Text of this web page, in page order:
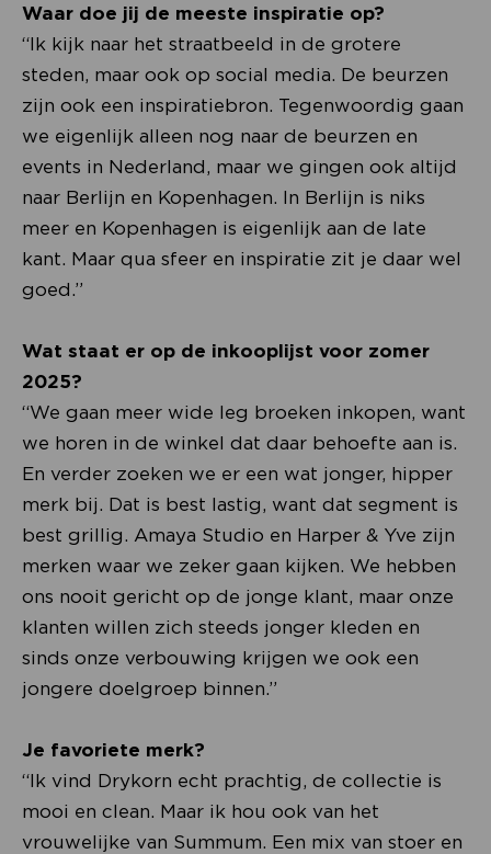
Waar doe jij de meeste inspiratie op?
“Ik kijk naar het straatbeeld in de grotere
steden, maar ook op social media. De beurzen
zijn ook een inspiratiebron. Tegenwoordig gaan
we eigenlijk alleen nog naar de beurzen en
events in Nederland, maar we gingen ook altijd
naar Berlijn en Kopenhagen. In Berlijn is niks
meer en Kopenhagen is eigenlijk aan de late
kant. Maar qua sfeer en inspiratie zit je daar wel
goed.”
Wat staat er op de inkooplijst voor zomer
2025?
“We gaan meer wide leg broeken inkopen, want
we horen in de winkel dat daar behoefte aan is.
En verder zoeken we er een wat jonger, hipper
merk bij. Dat is best lastig, want dat segment is
best grillig. Amaya Studio en Harper & Yve zijn
merken waar we zeker gaan kijken. We hebben
ons nooit gericht op de jonge klant, maar onze
klanten willen zich steeds jonger kleden en
sinds onze verbouwing krijgen we ook een
jongere doelgroep binnen.”
Je favoriete merk?
“Ik vind Drykorn echt prachtig, de collectie is
mooi en clean. Maar ik hou ook van het
vrouwelijke van Summum. Een mix van stoer en